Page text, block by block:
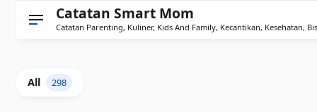
Catatan Smart Mom
Catatan Parenting, Kuliner, Kids And Family, Kecantikan, Kesehatan,
All 298